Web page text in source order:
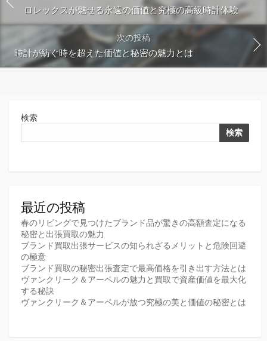
ロレックスが魅せる永遠の価値と究極の高級時計体験
次の投稿
時計が紡ぐ時を超えた価値と秘密の魅力とは
検索
検索
最近の投稿
春のリビングで見つけたブランド品が驚きの高額査定になる
秘密と出張買取の魅力
ブランド買取出張サービスの知られざるメリットと危険回避
の極意
ブランド買取の秘密出張査定で最高価格を引き出す方法とは
ヴァンクリーク＆アーペルの魅力と買取で資産価値を最大化
する秘訣
ヴァンクリーク＆アーペルが放つ究極の美と価値の秘密とは